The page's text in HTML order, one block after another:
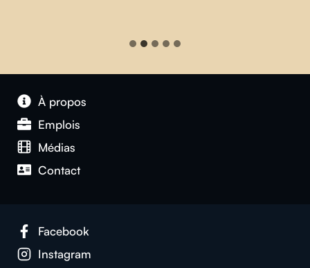
À propos
Emplois
Médias
Contact
Facebook
Instagram